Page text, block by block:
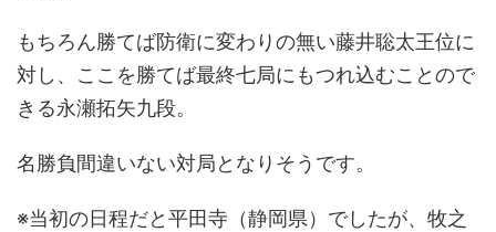
もちろん勝てば防衛に変わりの無い藤井聡太王位に
対し、ここを勝てば最終七局にもつれ込むことので
きる永瀬拓矢九段。
名勝負間違いない対局となりそうです。
※当初の日程だと平田寺（静岡県）でしたが、牧之